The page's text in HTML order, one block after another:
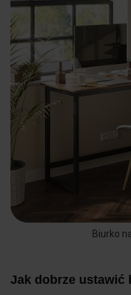
Biurko
Jak dobrze ustawić